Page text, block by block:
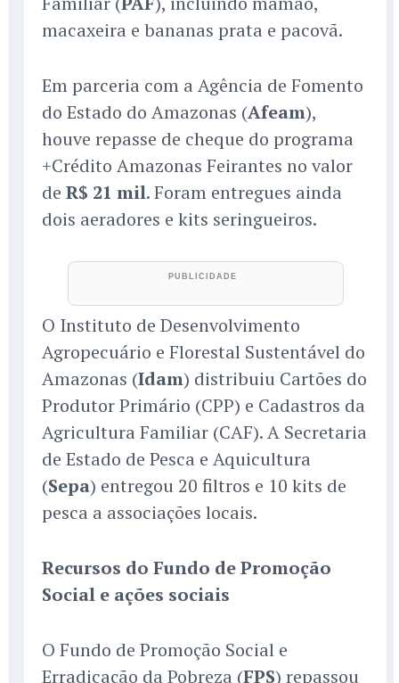
macaxeira e bananas prata e pacovã.
Em parceria com a Agência de Fomento
do Estado do Amazonas (Afeam),
houve repasse de cheque do programa
+Crédito Amazonas Feirantes no valor
de R$ 21 mil. Foram entregues ainda
dois aeradores e kits seringueiros.
O Instituto de Desenvolvimento
Agropecuário e Florestal Sustentável do
Amazonas (Idam) distribuiu Cartões do
Produtor Primário (CPP) e Cadastros da
Agricultura Familiar (CAF). A Secretaria
de Estado de Pesca e Aquicultura
(Sepa) entregou 20 filtros e 10 kits de
pesca a associações locais.
Recursos do Fundo de Promoção
Social e ações sociais
O Fundo de Promoção Social e
Erradicação da Pobreza (FPS) repassou